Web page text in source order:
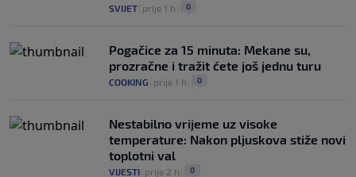
SVIJET prije 1 h 0
Pogačice za 15 minuta: Mekane su,
prozračne i tražit ćete još jednu turu
COOKING prije 1 h 0
Nestabilno vrijeme uz visoke
temperature: Nakon pljuskova stiže novi
toplotni val
VIJESTI prije 2 h 0